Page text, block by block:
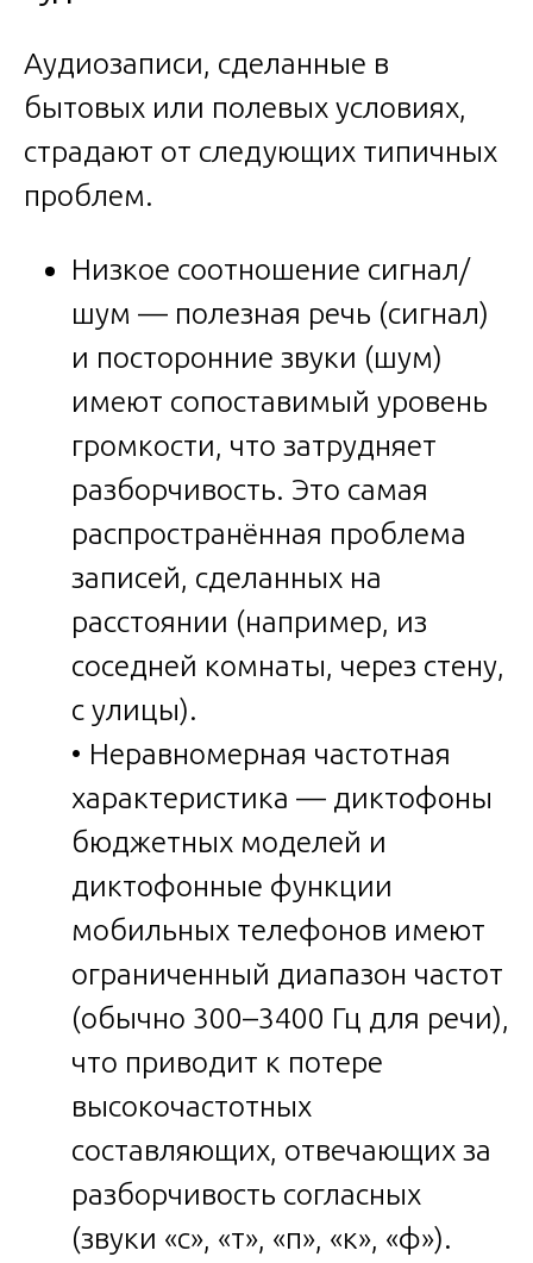
Аудиозаписи, сделанные в
бытовых или полевых условиях,
страдают от следующих типичных
проблем.
Низкое соотношение сигнал/
шум — полезная речь (сигнал)
и посторонние звуки (шум)
имеют сопоставимый уровень
громкости, что затрудняет
разборчивость. Это самая
распространённая проблема
записей, сделанных на
расстоянии (например, из
соседней комнаты, через стену,
с улицы).
• Неравномерная частотная
характеристика — диктофоны
бюджетных моделей и
диктофонные функции
мобильных телефонов имеют
ограниченный диапазон частот
(обычно 300–3400 Гц для речи),
что приводит к потере
высокочастотных
составляющих, отвечающих за
разборчивость согласных
(звуки «с», «т», «п», «к», «ф»).